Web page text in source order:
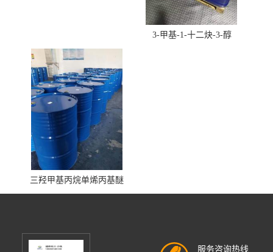
3-甲基-1-十二炔-3-醇
三羟甲基丙烷单烯丙基醚
服务咨询热线